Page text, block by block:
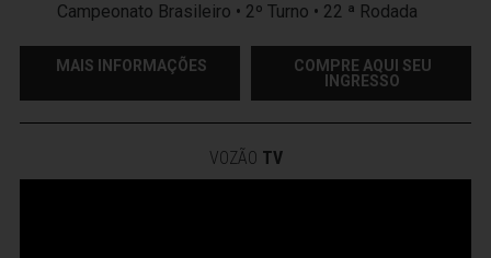
Campeonato Brasileiro • 2º Turno • 22 ª Rodada
MAIS INFORMAÇÕES
COMPRE AQUI SEU
INGRESSO
VOZÃO TV